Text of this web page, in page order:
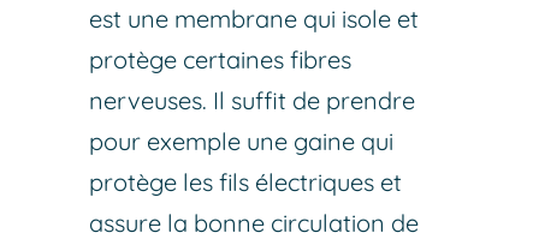
est une membrane qui isole et
protège certaines fibres
nerveuses. Il suffit de prendre
pour exemple une gaine qui
protège les fils électriques et
assure la bonne circulation de